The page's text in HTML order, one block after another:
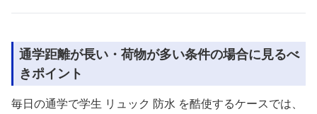
通学距離が長い・荷物が多い条件の場合に見るべ
きポイント
毎日の通学で学生 リュック 防水 を酷使するケースでは、